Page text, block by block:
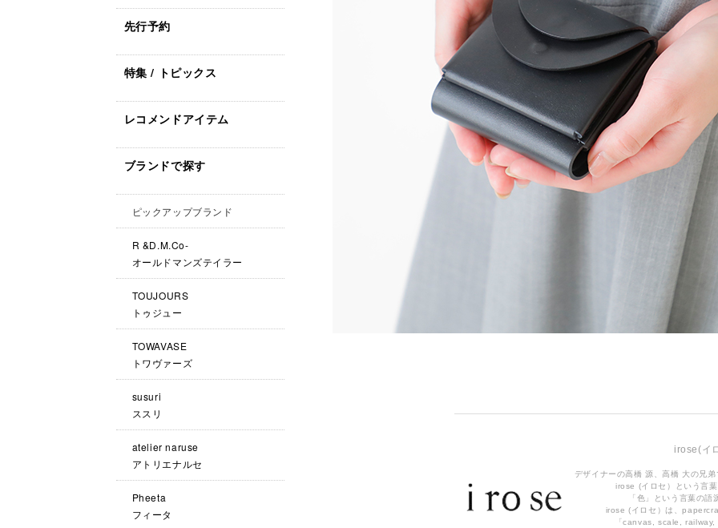
先行予約
特集 / トピックス
レコメンドアイテム
ブランドで探す
ピックアップブランド
R &D.M.Co-
オールドマンズテイラー
TOUJOURS
トゥジュー
TOWAVASE
トワヴァーズ
susuri
ススリ
atelier naruse
アトリエナルセ
Pheeta
フィータ
irose(イ
デザイナーの高橋 源、高橋 大の兄
irose (イロセ）という言
「色」という言葉の語
irose (イロセ）は、
「canvas, scale,